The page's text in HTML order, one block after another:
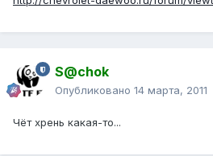
S@chok
Опубликовано 14 марта, 2011
Чёт хрень какая-то...